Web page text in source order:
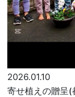
2026.01.10
寄せ植えの贈呈(